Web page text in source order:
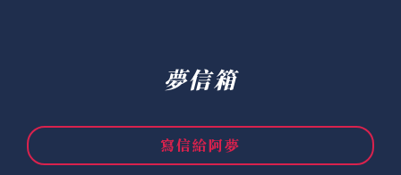
夢信箱
寫信給阿夢